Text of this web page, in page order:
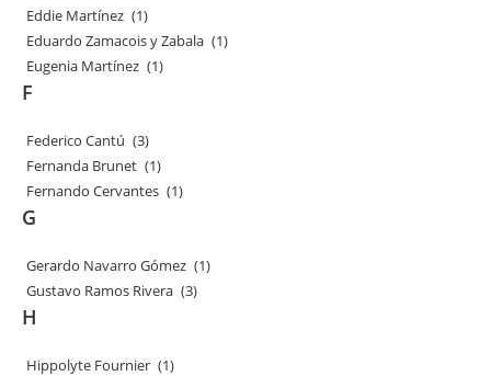
Eddie Martínez (1)
Eduardo Zamacois y Zabala (1)
Eugenia Martínez (1)
F
Federico Cantú (3)
Fernanda Brunet (1)
Fernando Cervantes (1)
G
Gerardo Navarro Gómez (1)
Gustavo Ramos Rivera (3)
H
Hippolyte Fournier (1)